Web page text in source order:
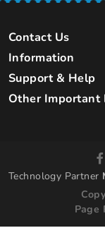
Contact Us
Information
Support & Help
Other Important
Technology Partner
Page